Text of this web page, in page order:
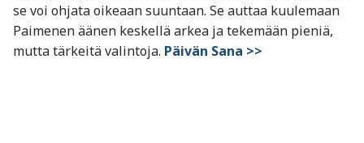
se voi ohjata oikeaan suuntaan. Se auttaa kuulemaan
Paimenen äänen keskellä arkea ja tekemään pieniä,
mutta tärkeitä valintoja. Päivän Sana >>